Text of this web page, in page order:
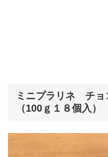
ミニプラリネ チョ
（100ｇ１８個入）